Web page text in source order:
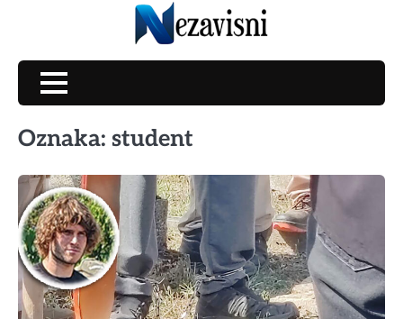
Oznaka: student